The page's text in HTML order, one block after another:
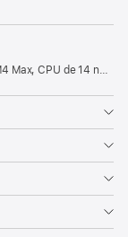
y GPU de 32 núcleos - Plata